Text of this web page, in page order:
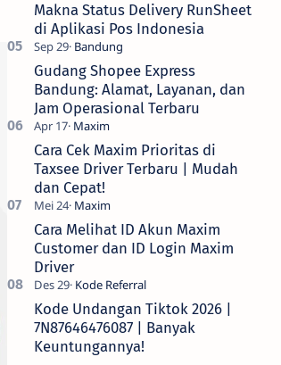
Makna Status Delivery RunSheet
di Aplikasi Pos Indonesia
Gudang Shopee Express
Bandung: Alamat, Layanan, dan
Jam Operasional Terbaru
Cara Cek Maxim Prioritas di
Taxsee Driver Terbaru | Mudah
dan Cepat!
Cara Melihat ID Akun Maxim
Customer dan ID Login Maxim
Driver
Kode Undangan Tiktok 2026 |
7N87646476087 | Banyak
Keuntungannya!